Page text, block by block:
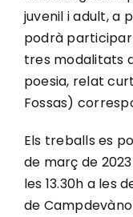
juvenil i adult, a
podrà
tres modalitats
poesia, relat
Fossas)
Els treballs es
de març de
les 13.30h a les
de